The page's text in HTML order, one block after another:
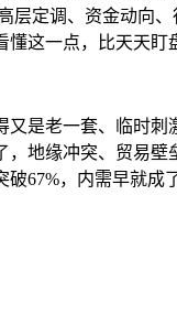
层定调、资金动向
这一点，比天天盯
又是老一套、临时
地缘冲突、贸易
破67%，内需早就